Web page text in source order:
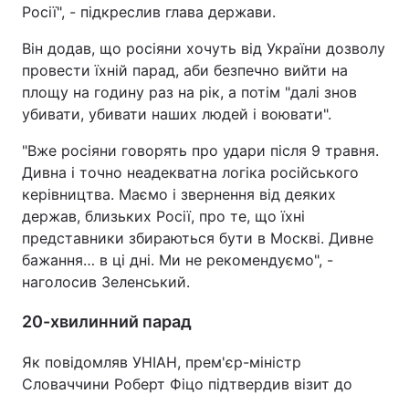
Росії", - підкреслив глава держави.
Він додав, що росіяни хочуть від України дозволу
провести їхній парад, аби безпечно вийти на
площу на годину раз на рік, а потім "далі знов
убивати, убивати наших людей і воювати".
"Вже росіяни говорять про удари після 9 травня.
Дивна і точно неадекватна логіка російського
керівництва. Маємо і звернення від деяких
держав, близьких Росії, про те, що їхні
представники збираються бути в Москві. Дивне
бажання… в ці дні. Ми не рекомендуємо", -
наголосив Зеленський.
20-хвилинний парад
Як повідомляв УНІАН, прем'єр-міністр
Словаччини Роберт Фіцо підтвердив візит до